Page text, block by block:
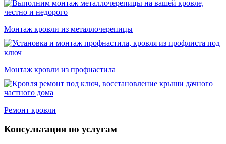
Монтаж кровли из металлочерепицы
Монтаж кровли из профнастила
Ремонт кровли
Консультация по услугам